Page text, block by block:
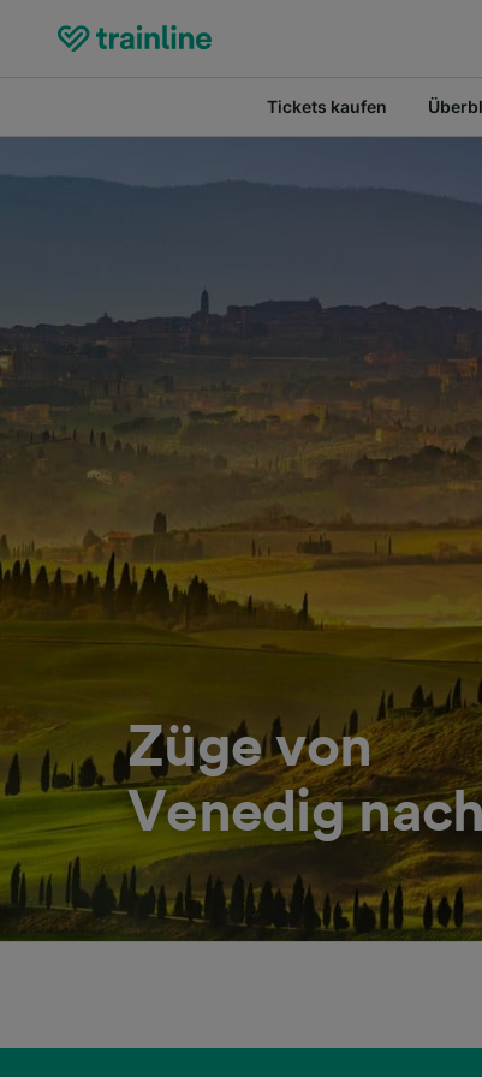
Tickets kaufen
Züge von
Venedig